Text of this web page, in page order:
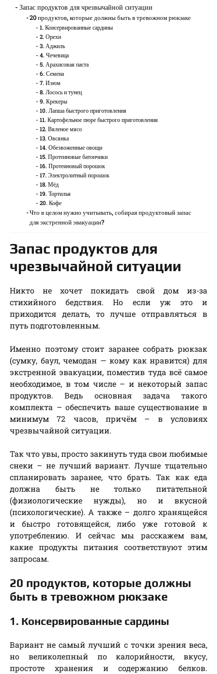
Запас продуктов для чрезвычайной ситуации
20 продуктов, которые должны быть в тревожном рюкзаке
1. Консервированные сардины
2. Орехи
3. Аджиль
4. Чечевица
5. Арахисовая паста
6. Семена
7. Изюм
8. Лосось и тунец
9. Крекеры
10. Лапша быстрого приготовления
11. Картофельное пюре быстрого приготовления
12. Вяленое мясо
13. Овсянка
14. Обезвоженные овощи
15. Протеиновые батончики
16. Протеиновый порошок
17. Электролитный порошок
18. Мёд
19. Тортилья
20. Кофе
Что в целом нужно учитывать, собирая продуктовый запас
для экстренной эвакуации?
Запас продуктов для
чрезвычайной ситуации
Никто не хочет покидать свой дом из-за
стихийного бедствия. Но если уж это и
приходится делать, то лучше отправляться в
путь подготовленным.
Именно поэтому стоит заранее собрать рюкзак
(сумку, баул, чемодан — кому как нравится) для
экстренной эвакуации, поместив туда всё самое
необходимое, в том числе – и некоторый запас
продуктов. Ведь основная задача такого
комплекта – обеспечить ваше существование в
минимум 72 часов, причём – в условиях
чрезвычайной ситуации.
Так что увы, просто закинуть туда свои любимые
снеки – не лучший вариант. Лучше тщательно
спланировать заранее, что брать. Так как еда
должна быть не только питательной
(физиологические нужды), но и вкусной
(психологические). А также – долго хранящейся
и быстро готовящейся, либо уже готовой к
употреблению. И сейчас мы расскажем вам,
какие продукты питания соответствуют этим
запросам.
20 продуктов, которые должны
быть в тревожном рюкзаке
1. Консервированные сардины
Вариант не самый лучший с точки зрения веса,
но великолепный по калорийности, вкусу,
простоте хранения и содержанию белков.